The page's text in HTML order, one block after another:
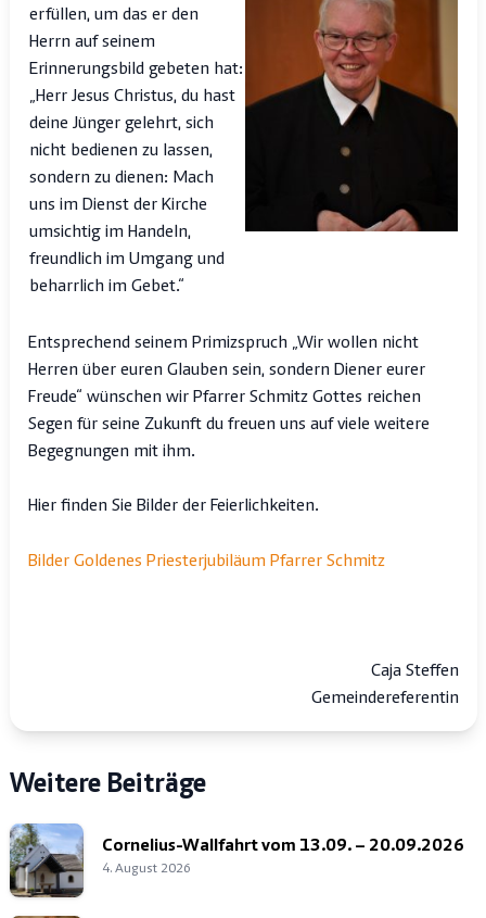
erfüllen, um das er den
Herrn auf seinem
Erinnerungsbild gebeten hat:
„Herr Jesus Christus, du hast
deine Jünger gelehrt, sich
nicht bedienen zu lassen,
sondern zu dienen: Mach
uns im Dienst der Kirche
umsichtig im Handeln,
freundlich im Umgang und
beharrlich im Gebet.“
Entsprechend seinem Primizspruch „Wir wollen nicht
Herren über euren Glauben sein, sondern Diener eurer
Freude“ wünschen wir Pfarrer Schmitz Gottes reichen
Segen für seine Zukunft du freuen uns auf viele weitere
Begegnungen mit ihm.
Hier finden Sie Bilder der Feierlichkeiten.
Bilder Goldenes Priesterjubiläum Pfarrer Schmitz
Caja Steffen
Gemeindereferentin
Weitere Beiträge
Cornelius-Wallfahrt vom 13.09. – 20.09.2026
4. August 2026